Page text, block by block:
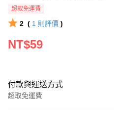
超取免運費
2 ( 1 則評價 )
NT$59
付款與運送方式
超取免運費